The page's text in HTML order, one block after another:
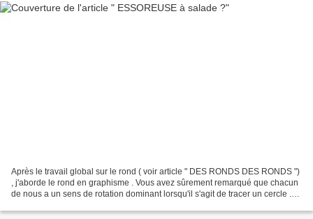
Après le travail global sur le rond ( voir article " DES RONDS DES RONDS ")
, j'aborde le rond en graphisme . Vous avez sûrement remarqué que chacun
de nous a un sens de rotation dominant lorsqu'il s'agit de tracer un cercle .